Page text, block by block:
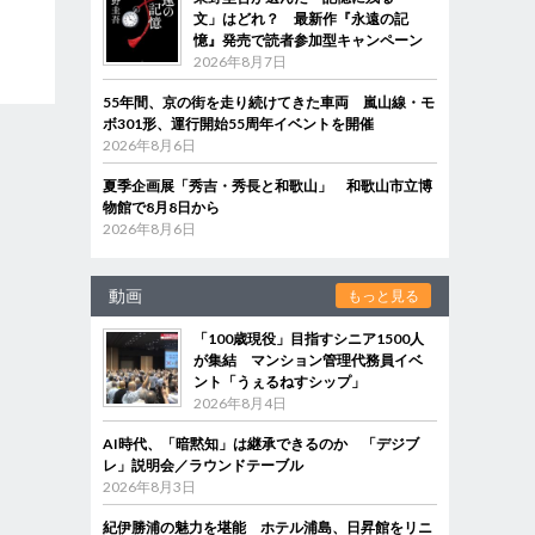
文」はどれ？ 最新作『永遠の記
憶』発売で読者参加型キャンペーン
2026年8月7日
55年間、京の街を走り続けてきた車両 嵐山線・モ
ボ301形、運行開始55周年イベントを開催
2026年8月6日
夏季企画展「秀吉・秀長と和歌山」 和歌山市立博
物館で8月8日から
2026年8月6日
動画 もっと見る
「100歳現役」目指すシニア1500人
が集結 マンション管理代務員イベ
ント「うぇるねすシップ」
2026年8月4日
AI時代、「暗黙知」は継承できるのか 「デジブ
レ」説明会／ラウンドテーブル
2026年8月3日
紀伊勝浦の魅力を堪能 ホテル浦島、日昇館をリニ